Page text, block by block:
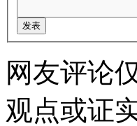
网友评论
观点或证